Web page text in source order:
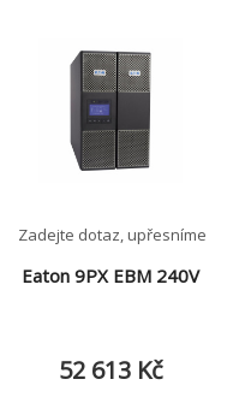
výstupní napětí [V]: 230
Topologie: Interaktivní režim
(AVR se zvyšováním a
snižováním napětí) Výstupní
přípojky: -(4) IEC-320-C13
Eaton 9PX EBM 240V
Zadejte dotaz, upřesníme
52 613 Kč